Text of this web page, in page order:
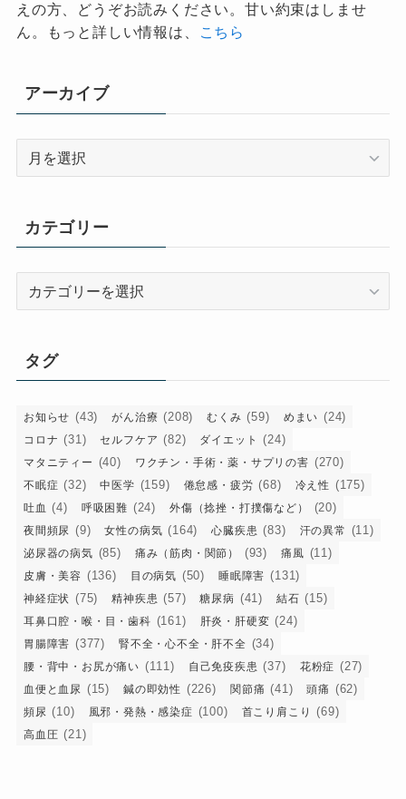
えの方、どうぞお読みください。甘い約束はしませ
ん。もっと詳しい情報は、
こちら
アーカイブ
ブ
カテゴリー
ー
タグ
お知らせ (43) がん治療 (208) むくみ (59) めまい (24)
コロナ (31) セルフケア (82) ダイエット (24)
マタニティー (40) ワクチン・手術・薬・サプリの害 (270)
不眠症 (32) 中医学 (159) 倦怠感・疲労 (68) 冷え性 (175)
吐血 (4) 呼吸困難 (24) 外傷（捻挫・打撲傷など） (20)
夜間頻尿 (9) 女性の病気 (164) 心臓疾患 (83) 汗の異常 (11)
泌尿器の病気 (85) 痛み（筋肉・関節） (93) 痛風 (11)
皮膚・美容 (136) 目の病気 (50) 睡眠障害 (131)
神経症状 (75) 精神疾患 (57) 糖尿病 (41) 結石 (15)
耳鼻口腔・喉・目・歯科 (161) 肝炎・肝硬変 (24)
胃腸障害 (377) 腎不全・心不全・肝不全 (34)
腰・背中・お尻が痛い (111) 自己免疫疾患 (37) 花粉症 (27)
血便と血尿 (15) 鍼の即効性 (226) 関節痛 (41) 頭痛 (62)
頻尿 (10) 風邪・発熱・感染症 (100) 首こり肩こり (69)
高血圧 (21)